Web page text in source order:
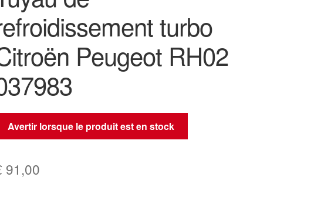
turbo
Peugeot RH02
Avertir lorsque le produit est en stock
91,00